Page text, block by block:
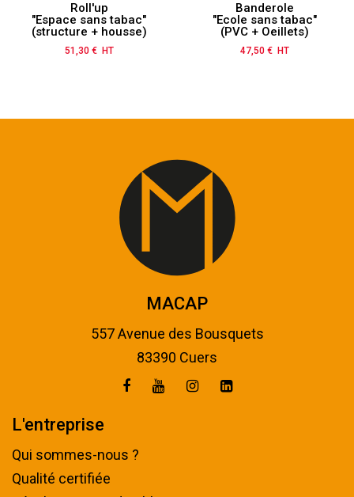
Roll'up
"Espace sans tabac"
(structure + housse)
Prix
51,30 € HT
Banderole
"Ecole sans tabac"
(PVC + Oeillets)
Prix
47,50 € HT
MACAP
557 Avenue des Bousquets
83390 Cuers
L'entreprise
Qui sommes-nous ?
Qualité certifiée